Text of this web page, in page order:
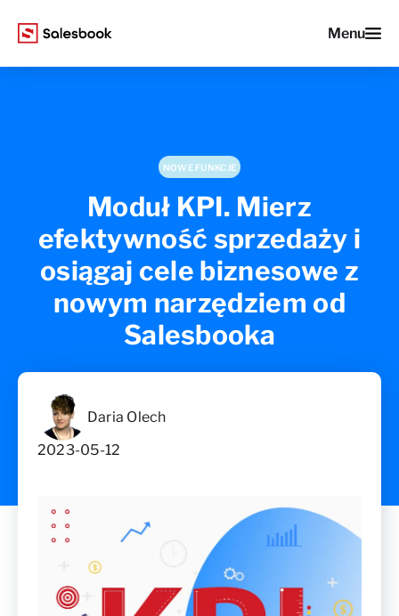
Menu
NOWE FUNKCJE
Moduł KPI. Mierz
efektywność sprzedaży i
osiągaj cele biznesowe z
nowym narzędziem od
Salesbooka
Daria Olech
2023-05-12